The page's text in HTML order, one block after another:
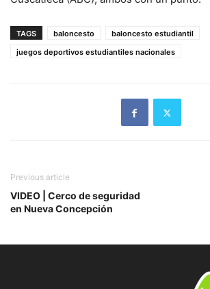
TAGS baloncesto
baloncesto estudiantil
juegos deportivos estudiantiles nacionales
Previous article
VIDEO | Cerco de seguridad
en Nueva Concepción